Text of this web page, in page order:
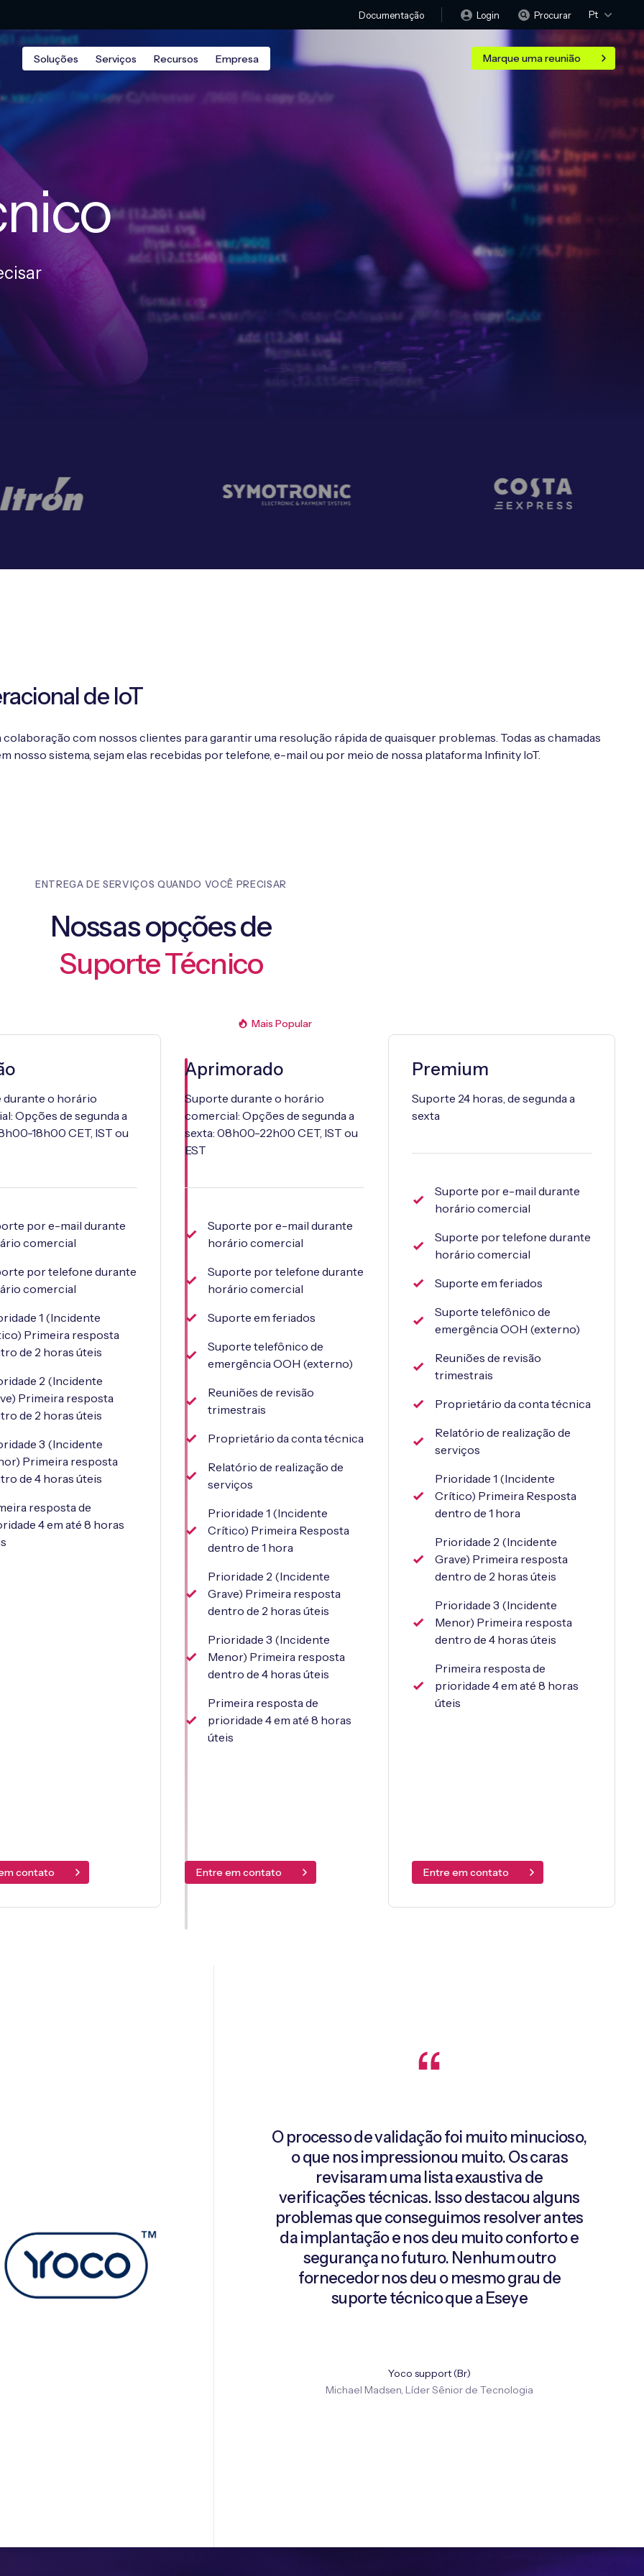
Documentação Login Procurar Pt
Soluções Serviços Recursos Empresa Marque uma reunião
de IoT
com nossos clientes para garantir uma resolução rápida de quaisquer problemas. Todas as chamadas
nosso sistema, sejam elas recebidas por telefone, e-mail ou por meio de nossa plataforma Infinity IoT.
ENTREGA DE SERVIÇOS QUANDO VOCÊ PRECISAR
Nossas opções de
Suporte Técnico
durante o horário
Opções de segunda a
18h00 CET, IST ou
por e-mail durante
comercial
por telefone durante
comercial
1 (Incidente
Primeira resposta
de 2 horas úteis
2 (Incidente
Primeira resposta
de 2 horas úteis
3 (Incidente
Primeira resposta
de 4 horas úteis
resposta de
4 em até 8 horas
contato
Mais Popular
Aprimorado
Suporte durante o horário
comercial: Opções de segunda a
sexta: 08h00-22h00 CET, IST ou
EST
Suporte por e-mail durante
horário comercial
Suporte por telefone durante
horário comercial
Suporte em feriados
Suporte telefônico de
emergência OOH (externo)
Reuniões de revisão
trimestrais
Proprietário da conta técnica
Relatório de realização de
serviços
Prioridade 1 (Incidente
Crítico) Primeira Resposta
dentro de 1 hora
Prioridade 2 (Incidente
Grave) Primeira resposta
dentro de 2 horas úteis
Prioridade 3 (Incidente
Menor) Primeira resposta
dentro de 4 horas úteis
Primeira resposta de
prioridade 4 em até 8 horas
úteis
Entre em contato
Premium
Suporte 24 horas, de segunda a
sexta
Suporte por e-mail durante
horário comercial
Suporte por telefone durante
horário comercial
Suporte em feriados
Suporte telefônico de
emergência OOH (externo)
Reuniões de revisão
trimestrais
Proprietário da conta técnica
Relatório de realização de
serviços
Prioridade 1 (Incidente
Crítico) Primeira Resposta
dentro de 1 hora
Prioridade 2 (Incidente
Grave) Primeira resposta
dentro de 2 horas úteis
Prioridade 3 (Incidente
Menor) Primeira resposta
dentro de 4 horas úteis
Primeira resposta de
prioridade 4 em até 8 horas
úteis
Entre em contato
O processo de validação foi muito minucioso,
o que nos impressionou muito. Os caras
revisaram uma lista exaustiva de
verificações técnicas. Isso destacou alguns
problemas que conseguimos resolver antes
da implantação e nos deu muito conforto e
segurança no futuro. Nenhum outro
fornecedor nos deu o mesmo grau de
suporte técnico que a Eseye
Yoco support (Br)
Michael Madsen, Líder Sênior de Tecnologia